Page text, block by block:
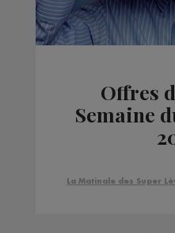
Offres
Semaine
La Matinale des Super